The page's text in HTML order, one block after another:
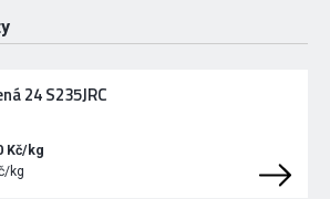
24 S235JRC
Kč/kg
kg